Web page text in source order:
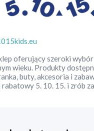
oferujący szeroki
wieku. Produkty
buty, akcesoria i
rabatowy 5. 10. 15. i zrób